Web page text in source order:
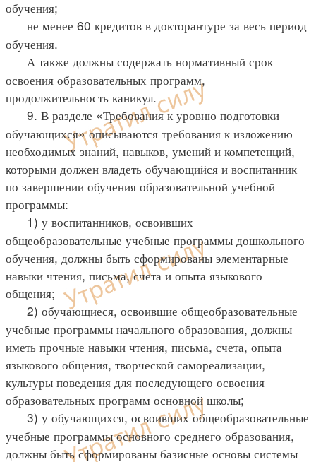
обучения;
не менее 60 кредитов в докторантуре за весь период
обучения.
А также должны содержать нормативный срок
освоения образовательных программ,
продолжительность каникул.
9. В разделе «Требования к уровню подготовки
обучающихся» описываются требования к изложению
необходимых знаний, навыков, умений и компетенций,
которыми должен владеть обучающийся и воспитанник
по завершении обучения образовательной учебной
программы:
1) у воспитанников, освоивших
общеобразовательные учебные программы дошкольного
обучения, должны быть сформированы элементарные
навыки чтения, письма, счета и опыта языкового
общения;
2) обучающиеся, освоившие общеобразовательные
учебные программы начального образования, должны
иметь прочные навыки чтения, письма, счета, опыта
языкового общения, творческой самореализации,
культуры поведения для последующего освоения
образовательных программ основной школы;
3) у обучающихся, освоивших общеобразовательные
учебные программы основного среднего образования,
должны быть сформированы базисные основы системы